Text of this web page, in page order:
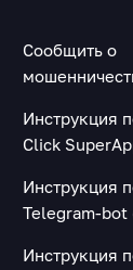
Сообщить о
Инструкция
Click
Инструкция
Telegram-bot
Инструкция